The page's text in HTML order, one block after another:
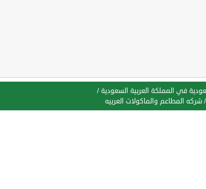
في المملكة العربية السعودية /
/ شركه المطاعم والماكولات العربيه